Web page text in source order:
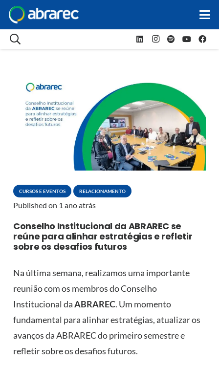
CURSOS E EVENTOS RELACIONAMENTO
Published on 1 ano atrás
Conselho Institucional da ABRAREC se
reúne para alinhar estratégias e refletir
sobre os desafios futuros
Na última semana, realizamos uma importante
reunião com os membros do Conselho
Institucional daABRAREC. Um momento
fundamental para alinhar estratégias, atualizar os
avanços da ABRAREC do primeiro semestre e
refletir sobre os desafios futuros.